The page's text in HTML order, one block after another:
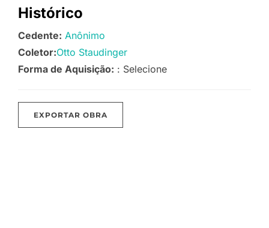
Histórico
Cedente: Anônimo
Coletor:Otto Staudinger
Forma de Aquisição: : Selecione
EXPORTAR OBRA